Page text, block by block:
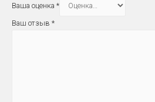
Ваша оценка *
Ваш отзыв *